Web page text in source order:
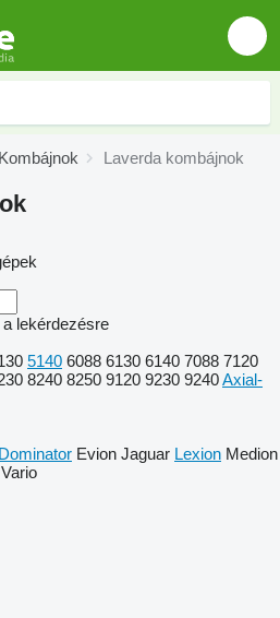
Kombájnok Laverda kombájnok
lekérdezésre
5140 6088 6130 6140 7088 7120
8240 8250 9120 9230 9240Axial-
Dominator Evion Jaguar Lexion Medion
Vario